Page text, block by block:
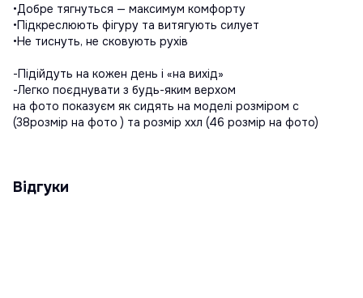
•Добре тягнуться — максимум комфорту
•Підкреслюють фігуру та витягують силует
•Не тиснуть, не сковують рухів
-Підійдуть на кожен день і «на вихід»
-Легко поєднувати з будь-яким верхом
на фото показуєм як сидять на моделі розміром с
(38розмір на фото ) та розмір ххл (46 розмір на фото)
Відгуки